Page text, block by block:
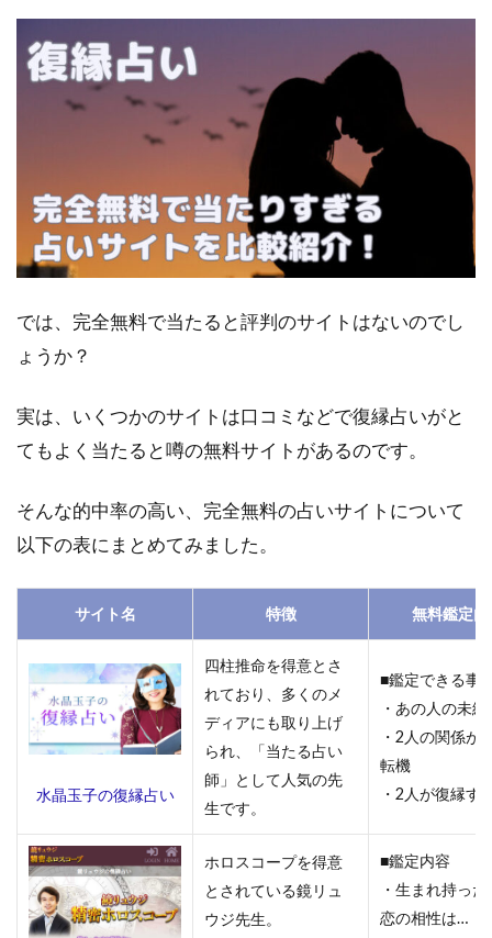
占
い
サ
3.1
電話
占い
ス
3.2
占い
ール
電話
占い
ル
占い
ピュ
アリ
電話
ヴェ
ルニ
3.6
SATORI
では、完全無料で当たると評判のサイトはないのでし
ょうか？
実は、いくつかのサイトは口コミなどで復縁占いがと
てもよく当たると噂の無料サイトがあるのです。
そんな的中率の高い、完全無料の占いサイトについて
以下の表にまとめてみました。
サイト名 特徴 無料鑑定内
水晶玉子の復縁占い
四柱推命を得意とさ
れており、多くのメ
ディアにも取り上げ
られ、「当たる占い
師」として人気の先
生です。
■鑑定できる事
・あの人の未練
・2人の関係が
転機
・2人が復縁す
ホロスコープを得意
とされている鏡リュ
ウジ先生。
■鑑定内容
・生まれ持っ
恋の相性は…